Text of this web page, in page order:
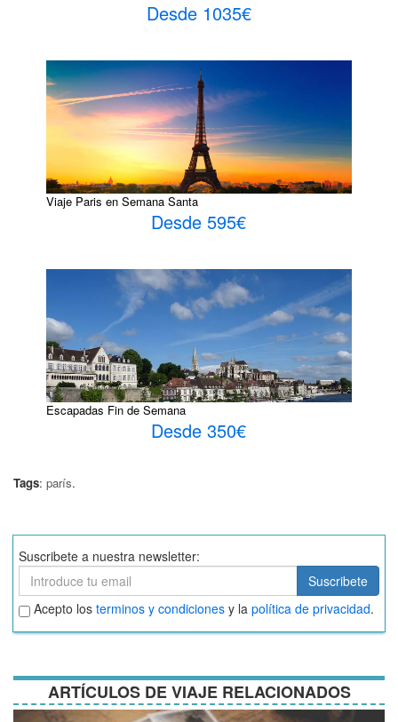
Desde 1035€
Viaje Paris en Semana Santa
Desde 595€
Escapadas Fin de Semana
Desde 350€
Tags: parís.
Suscribete a nuestra newsletter:
Suscribete
Suscribete
Aceptar
términos
y
Acepto los terminos y condiciones y la política de privacidad.
ARTÍCULOS DE VIAJE RELACIONADOS